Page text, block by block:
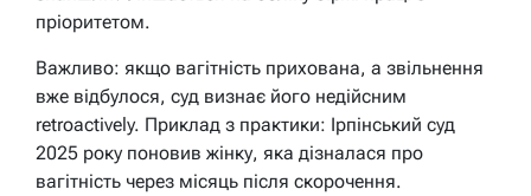
пріоритетом.
Важливо: якщо вагітність прихована, а звільнення
вже відбулося, суд визнає його недійсним
retroactively. Приклад з практики: Ірпінський суд
2025 року поновив жінку, яка дізналася про
вагітність через місяць після скорочення.